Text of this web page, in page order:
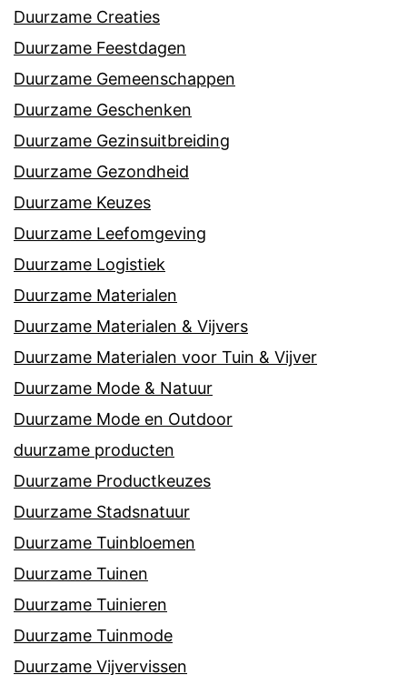
Duurzame Creaties
Duurzame Feestdagen
Duurzame Gemeenschappen
Duurzame Geschenken
Duurzame Gezinsuitbreiding
Duurzame Gezondheid
Duurzame Keuzes
Duurzame Leefomgeving
Duurzame Logistiek
Duurzame Materialen
Duurzame Materialen & Vijvers
Duurzame Materialen voor Tuin & Vijver
Duurzame Mode & Natuur
Duurzame Mode en Outdoor
duurzame producten
Duurzame Productkeuzes
Duurzame Stadsnatuur
Duurzame Tuinbloemen
Duurzame Tuinen
Duurzame Tuinieren
Duurzame Tuinmode
Duurzame Vijvervissen